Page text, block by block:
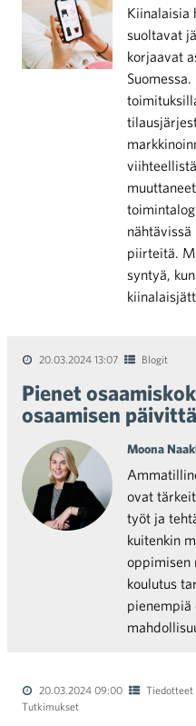
Kiinalaisia
suoltavat
korjaavat
piirteitä.
syntyä,
20.03.2024 13:07 Blogit
Pienet
osaamisen
Moona
ovat
työt ja
kuitenkin
oppimisen
koulutus
pienempiä
20.03.2024 09:00 Tiedotteet
Tutkimukset